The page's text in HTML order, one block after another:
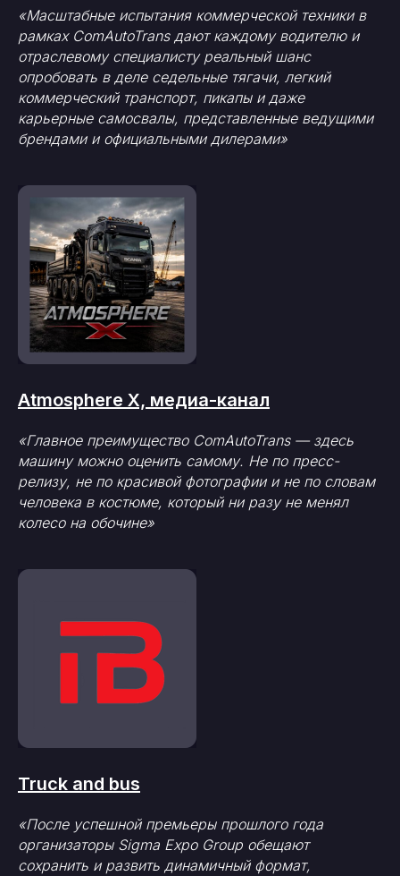
«Масштабные испытания коммерческой техники в
рамках ComAutoTrans дают каждому водителю и
отраслевому специалисту реальный шанс
опробовать в деле седельные тягачи, легкий
коммерческий транспорт, пикапы и даже
карьерные самосвалы, представленные ведущими
брендами и официальными дилерами»
Atmosphere X, медиа-канал
«Главное преимущество ComAutoTrans — здесь
машину можно оценить самому. Не по пресс-
релизу, не по красивой фотографии и не по словам
человека в костюме, который ни разу не менял
колесо на обочине»
Truck and bus
«После успешной премьеры прошлого года
организаторы Sigma Expo Group обещают
сохранить и развить динамичный формат,